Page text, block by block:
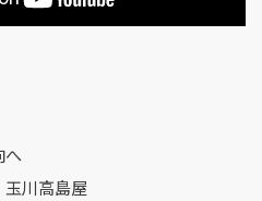
へ
川高島屋